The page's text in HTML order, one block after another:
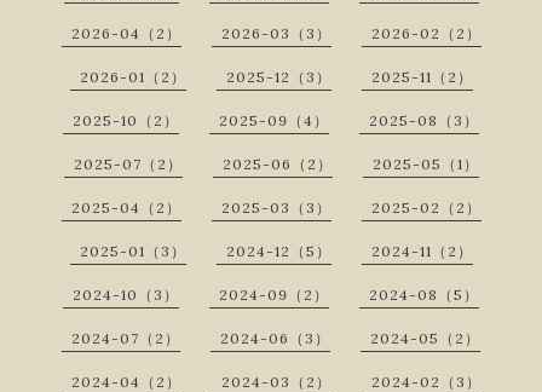
2026-04（2） 2026-03（3） 2026-02（2）
2026-01（2） 2025-12（3） 2025-11（2）
2025-10（2） 2025-09（4） 2025-08（3）
2025-07（2） 2025-06（2） 2025-05（1）
2025-04（2） 2025-03（3） 2025-02（2）
2025-01（3） 2024-12（5） 2024-11（2）
2024-10（3） 2024-09（2） 2024-08（5）
2024-07（2） 2024-06（3） 2024-05（2）
2024-04（2） 2024-03（2） 2024-02（3）